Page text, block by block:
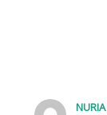
NURIA